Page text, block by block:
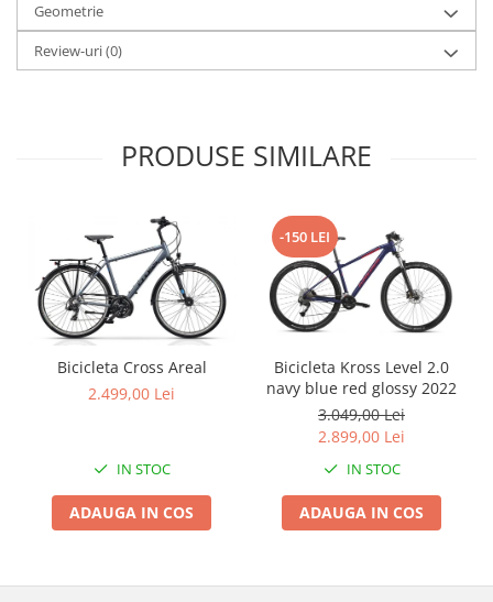
Geometrie
Review-uri(0)
PRODUSE SIMILARE
Bicicleta Cross Areal
2.499,00 Lei
IN STOC
ADAUGA IN COS
-150 LEI
Bicicleta Kross Level 2.0
navy blue red glossy 2022
3.049,00 Lei
2.899,00 Lei
IN STOC
ADAUGA IN COS